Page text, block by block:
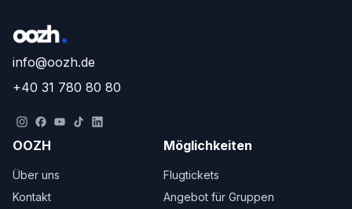
info@oozh.de
+40 31 780 80 80
OOZH
Über uns
Kontakt
Möglichkeiten
Flugtickets
Angebot für Gruppen